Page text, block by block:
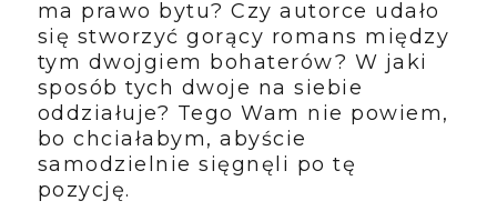
ma prawo bytu? Czy autorce udało
się stworzyć gorący romans między
tym dwojgiem bohaterów? W jaki
sposób tych dwoje na siebie
oddziałuje? Tego Wam nie powiem,
bo chciałabym, abyście
samodzielnie sięgnęli po tę
pozycję.